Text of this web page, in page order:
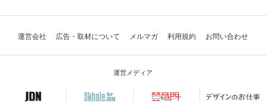
運営会社 広告・取材について メルマガ 利用規約 お問い合わせ
運営メディア